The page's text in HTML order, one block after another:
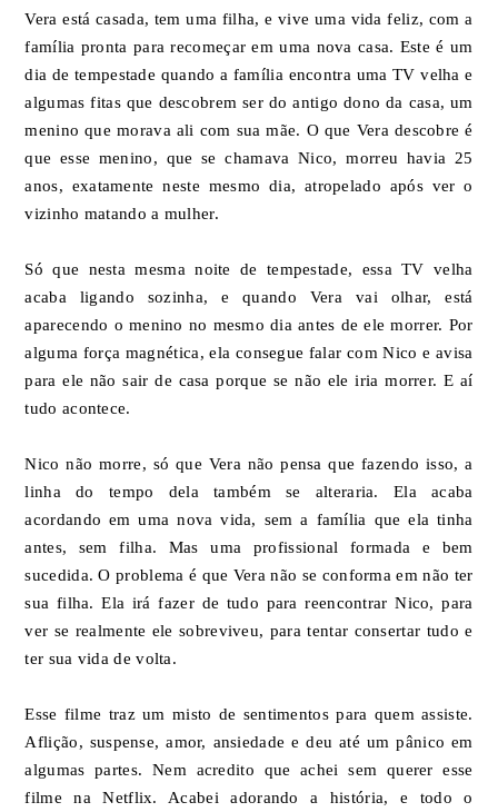
Vera está casada, tem uma filha, e vive uma vida feliz, com a
família pronta para recomeçar em uma nova casa. Este é um
dia de tempestade quando a família encontra uma TV velha e
algumas fitas que descobrem ser do antigo dono da casa, um
menino que morava ali com sua mãe. O que Vera descobre é
que esse menino, que se chamava Nico, morreu havia 25
anos, exatamente neste mesmo dia, atropelado após ver o
vizinho matando a mulher.
Só que nesta mesma noite de tempestade, essa TV velha
acaba ligando sozinha, e quando Vera vai olhar, está
aparecendo o menino no mesmo dia antes de ele morrer. Por
alguma força magnética, ela consegue falar com Nico e avisa
para ele não sair de casa porque se não ele iria morrer. E aí
tudo acontece.
Nico não morre, só que Vera não pensa que fazendo isso, a
linha do tempo dela também se alteraria. Ela acaba
acordando em uma nova vida, sem a família que ela tinha
antes, sem filha. Mas uma profissional formada e bem
sucedida. O problema é que Vera não se conforma em não ter
sua filha. Ela irá fazer de tudo para reencontrar Nico, para
ver se realmente ele sobreviveu, para tentar consertar tudo e
ter sua vida de volta.
Esse filme traz um misto de sentimentos para quem assiste.
Aflição, suspense, amor, ansiedade e deu até um pânico em
algumas partes. Nem acredito que achei sem querer esse
filme na Netflix. Acabei adorando a história, e todo o